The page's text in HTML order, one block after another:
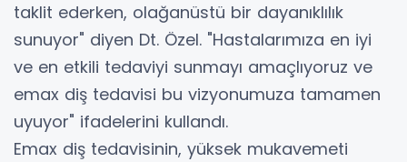
taklit ederken, olağanüstü bir dayanıklılık
sunuyor" diyen Dt. Özel. "Hastalarımıza en iyi
ve en etkili tedaviyi sunmayı amaçlıyoruz ve
emax diş tedavisi bu vizyonumuza tamamen
uyuyor" ifadelerini kullandı.
Emax diş tedavisinin, yüksek mukavemeti